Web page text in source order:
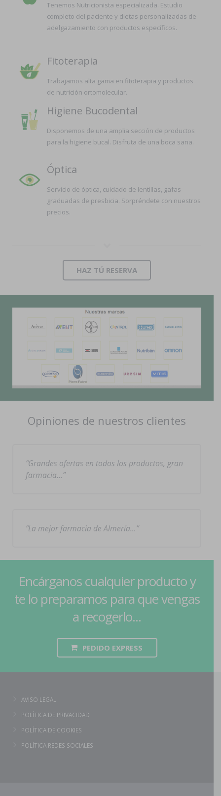
Tenemos Nutricionista especializada. Estudio
completo del paciente y dietas personalizadas de
adelgazamiento con productos específicos.
Fitoterapia
Trabajamos alta gama en fitoterapia y productos
de nutrición ortomolecular.
Higiene Bucodental
Disponemos de una amplia sección de productos
para la higiene bucal. Disfruta de una boca sana.
Óptica
Servicio de óptica, cuidado de lentillas, gafas
graduadas de presbicia. Sorpréndete con nuestros
precios.
HAZ TÚ RESERVA
Opiniones de nuestros clientes
Grandes ofertas en todos los productos, gran
farmacia…
La mejor farmacia de Almería…
Encárganos cualquier producto y
te lo preparamos para que vengas
a recogerlo...
PEDIDO EXPRESS
AVISO LEGAL
POLÍTICA DE PRIVACIDAD
POLÍTICA DE COOKIES
POLÍTICA REDES SOCIALES